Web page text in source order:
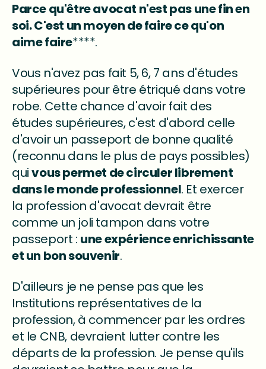
Parce qu'être avocat n'est pas une fin en
soi. C'est un moyen de faire ce qu'on
aime faire****.
Vous n'avez pas fait 5, 6, 7 ans d'études
supérieures pour être étriqué dans votre
robe. Cette chance d'avoir fait des
études supérieures, c'est d'abord celle
d'avoir un passeport de bonne qualité
(reconnu dans le plus de pays possibles)
quivous permet de circuler librement
dans le monde professionnel. Et exercer
la profession d'avocat devrait être
comme un joli tampon dans votre
passeport : une expérience enrichissante
et un bon souvenir.
D'ailleurs je ne pense pas que les
Institutions représentatives de la
profession, à commencer par les ordres
et le CNB, devraient lutter contre les
départs de la profession. Je pense qu'ils